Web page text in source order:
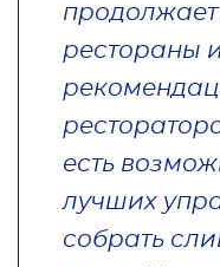
рестораны
есть
лучших
собрать